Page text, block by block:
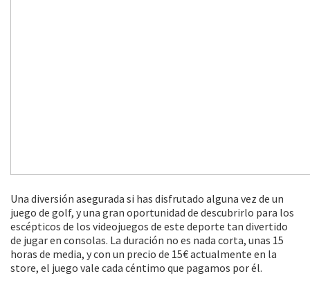
Una diversión asegurada si has disfrutado alguna vez de un
juego de golf, y una gran oportunidad de descubrirlo para los
escépticos de los videojuegos de este deporte tan divertido
de jugar en consolas. La duración no es nada corta, unas 15
horas de media, y con un precio de 15€ actualmente en la
store, el juego vale cada céntimo que pagamos por él.